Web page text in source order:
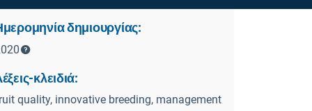
δημιουργίας:
κλειδιά:
quality, innovative breeding, management